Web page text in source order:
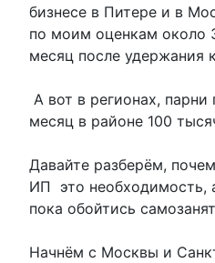
бизнесе в Питере и в
по моим оценкам около
месяц после удержания
А вот в регионах,
месяц в районе 100
Давайте разберём,
ИП это необходимость,
пока обойтись
Начнём с Москвы и